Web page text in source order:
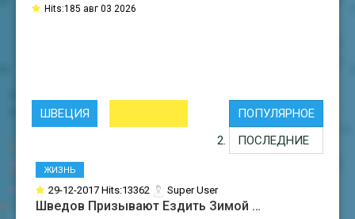
Hits:185 авг 03 2026
ШВЕЦИЯ
ПОПУЛЯРНОЕ
ПОСЛЕДНИЕ
29-12-2017 Hits:13362
ЖИЗНЬ
Super User
Шведов Призывают Ездить Зимой …